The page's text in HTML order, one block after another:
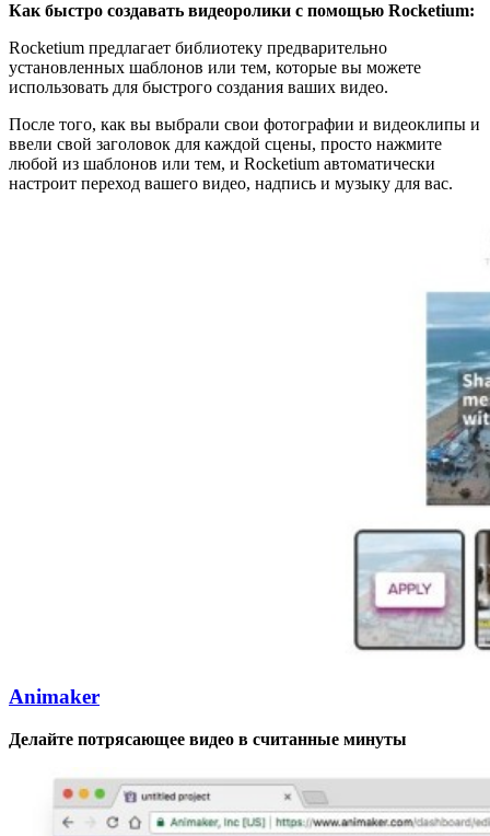
Как быстро создавать видеоролики с помощью Rocketium:
Rocketium предлагает библиотеку предварительно
установленных шаблонов или тем, которые вы можете
использовать для быстрого создания ваших видео.
После того, как вы выбрали свои фотографии и видеоклипы и
ввели свой заголовок для каждой сцены, просто нажмите
любой из шаблонов или тем, и Rocketium автоматически
настроит переход вашего видео, надпись и музыку для вас.
Animaker
Делайте потрясающее видео в считанные минуты